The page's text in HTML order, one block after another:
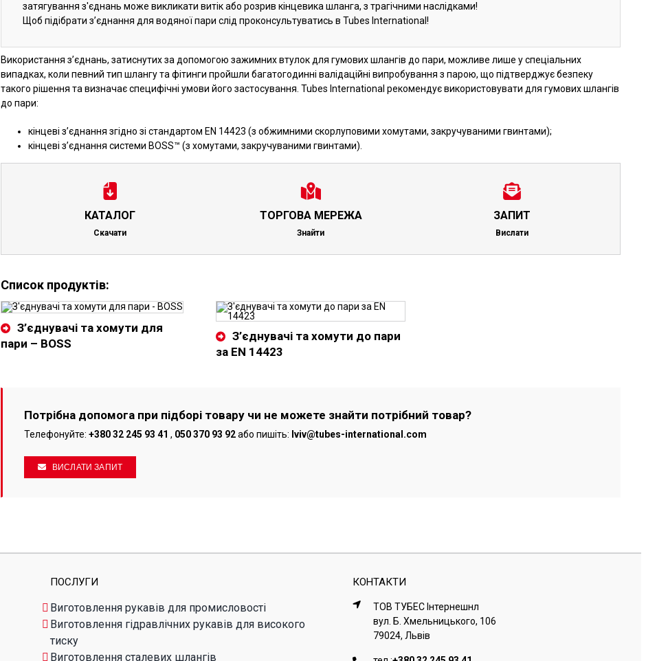
затягування з'єднань може викликати витік або розрив кінцевика шланга, з трагічними наслідками!
Щоб підібрати з’єднання для водяної пари слід проконсультуватись в Tubes International!
Використання з’єднань, затиснутих за допомогою зажимних втулок для гумових шлангів до пари, можливе лише у спеціальних
випадках, коли певний тип шлангу та фітинги пройшли багатогодинні валідаційні випробування з парою, що підтверджує безпеку
такого рішення та визначає специфічні умови його застосування. Tubes International рекомендує використовувати для гумових шлангів
до пари:
кінцеві з’єднання згідно зі стандартом EN 14423 (з обжимними скорлуповими хомутами, закручуваними гвинтами);
кінцеві з’єднання системи BOSS™ (з хомутами, закручуваними гвинтами).
КАТАЛОГ
Скачати
ТОРГОВА МЕРЕЖА
Знайти
ЗАПИТ
Вислати
Список продуктів:
З’єднувачі та хомути для
пари – BOSS
З’єднувачі та хомути до пари
за EN 14423
Потрібна допомога при підборі товару чи не можете знайти потрібний товар?
Телефонуйте:+380 32 245 93 41 , 050 370 93 92або пишіть: lviv@tubes-international.com
ВИСЛАТИ ЗАПИТ
ПОСЛУГИ КОНТАКТИ
Виготовлення рукавів для промисловості
Виготовлення гідравлічних рукавів для високого
тиску
Виготовлення сталевих шлангів
ТОВ ТУБЕС Iнтернешнл
вул. Б. Хмельницького, 106
79024, Львiв